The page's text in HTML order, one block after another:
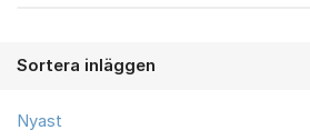
Sortera inläggen
Nyast